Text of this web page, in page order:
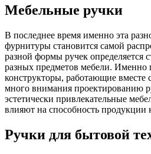
Мебельные ручки
В последнее время именно эта
фурнитуры становится самой
разной формы ручек определяется
разных предметов мебели. Именно
конструкторы, работающие вместе
много внимания проектированию
эстетически привлекательные
влияют на способность продукции
Ручки для бытовой